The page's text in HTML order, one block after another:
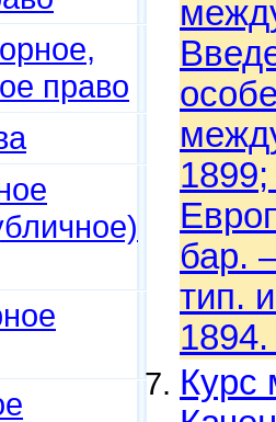
право
бар.
тип.
Курс